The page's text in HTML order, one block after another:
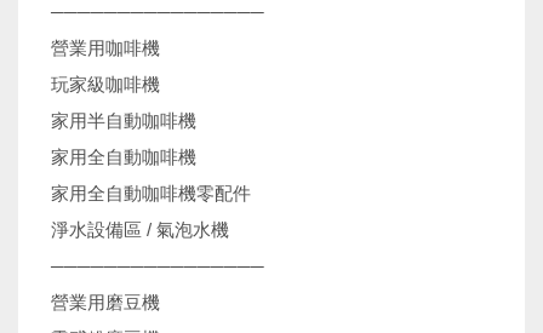
────────────────
營業用咖啡機
玩家級咖啡機
家用半自動咖啡機
家用全自動咖啡機
家用全自動咖啡機零配件
淨水設備區 / 氣泡水機
────────────────
營業用磨豆機